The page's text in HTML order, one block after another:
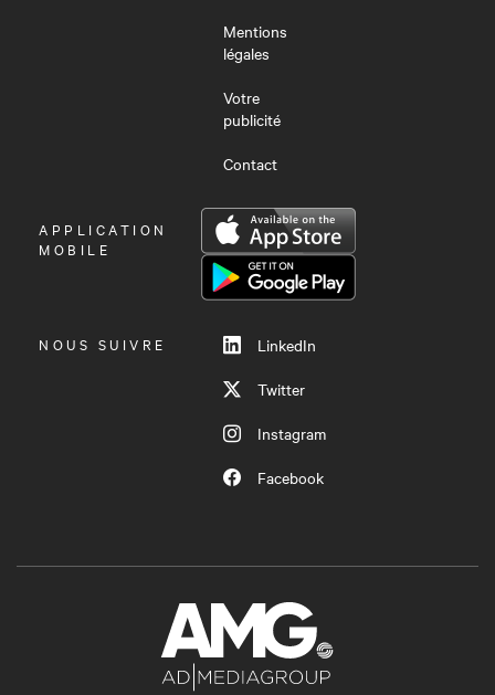
Mentions
légales
Votre
publicité
Contact
OUVRIR
LE
APPLICATION
MOBILE
NOUS SUIVRE
LinkedIn
Twitter
Instagram
Facebook